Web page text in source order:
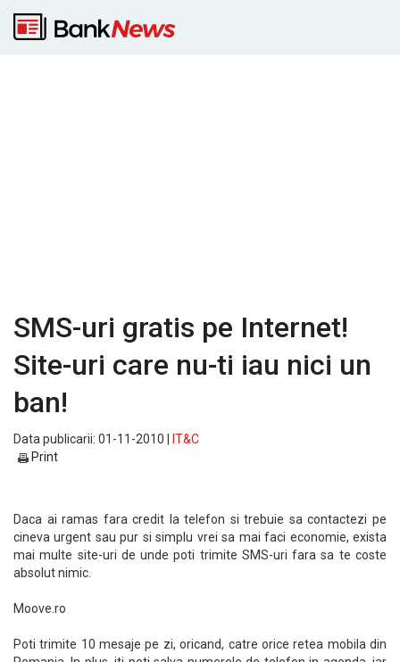
SMS-uri gratis pe Internet!
Site-uri care nu-ti iau nici un
ban!
Data publicarii: 01-11-2010 |
IT&C
Print
Daca ai ramas fara credit la telefon si trebuie sa contactezi pe
cineva urgent sau pur si simplu vrei sa mai faci economie, exista
mai multe site-uri de unde poti trimite SMS-uri fara sa te coste
absolut nimic.
Moove.ro
Poti trimite 10 mesaje pe zi, oricand, catre orice retea mobila din